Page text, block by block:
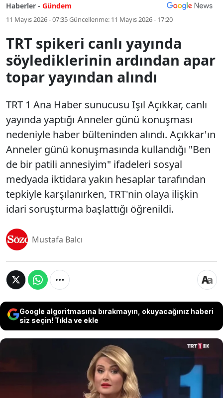
Haberler - Gündem
11 Mayıs 2026 - 07:35Güncellenme: 11 Mayıs 2026 - 17:20
TRT spikeri canlı yayında
söylediklerinin ardından apar
topar yayından alındı
TRT 1 Ana Haber sunucusu Işıl Açıkkar, canlı
yayında yaptığı Anneler günü konuşması
nedeniyle haber bülteninden alındı. Açıkkar'ın
Anneler günü konuşmasında kullandığı "Ben
de bir patili annesiyim" ifadeleri sosyal
medyada iktidara yakın hesaplar tarafından
tepkiyle karşılanırken, TRT'nin olaya ilişkin
idari soruşturma başlattığı öğrenildi.
Mustafa Balcı
Google algoritmasına bırakmayın, okuyacağınız haberi
siz seçin! Tıkla ve ekle
TRT 1 Ana Haber sunucusu Işıl Açıkkar, canlı
yayında yaptığı Anneler günü konuşması
nedeniyle haber bülteninden alındı. Açıkkar'ın
Anneler günü konuşmasında kullandığı "Ben de